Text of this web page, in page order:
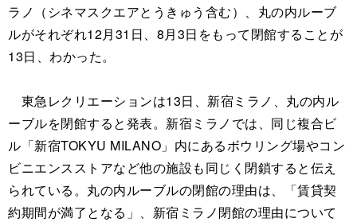
ラノ（シネマスクエアとうきゅう含む）、丸の内ルーブ
ルがそれぞれ12月31日、8月3日をもって閉館することが
13日、わかった。
東急レクリエーションは13日、新宿ミラノ、丸の内ル
ーブルを閉館すると発表。新宿ミラノでは、同じ複合ビ
ル「新宿TOKYU MILANO」内にあるボウリング場やコン
ビニエンスストアなど他の施設も同じく閉鎖すると伝え
られている。丸の内ルーブルの閉館の理由は、「賃貸契
約期間が満了となる」、新宿ミラノ閉館の理由について